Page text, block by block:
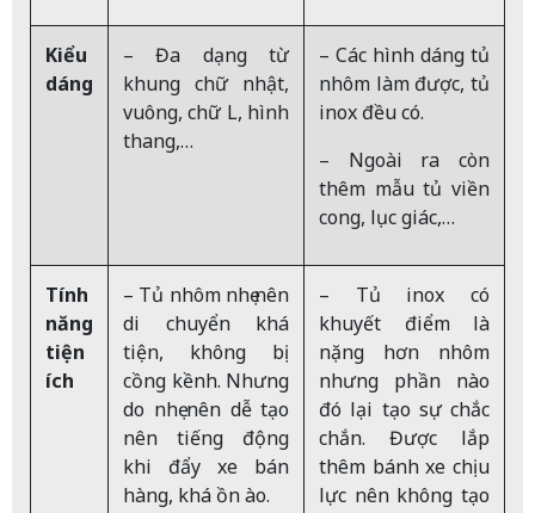
Kiểu
dáng
– Đa dạng từ
khung chữ nhật,
vuông, chữ L, hình
thang,…
– Các hình dáng tủ
nhôm làm được, tủ
inox đều có.
– Ngoài ra còn
thêm mẫu tủ viền
cong, lục giác,…
Tính
năng
tiện
ích
– Tủ nhôm nhẹ nên
di chuyển khá
tiện, không bị
cồng kềnh. Nhưng
do nhẹ nên dễ tạo
nên tiếng động
khi đẩy xe bán
hàng, khá ồn ào.
– Tủ inox có
khuyết điểm là
nặng hơn nhôm
nhưng phần nào
đó lại tạo sự chắc
chắn. Được lắp
thêm bánh xe chịu
lực nên không tạo